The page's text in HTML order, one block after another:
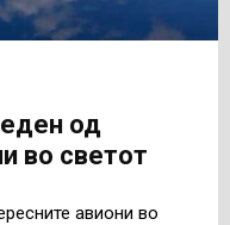
од
во светот
авиони во